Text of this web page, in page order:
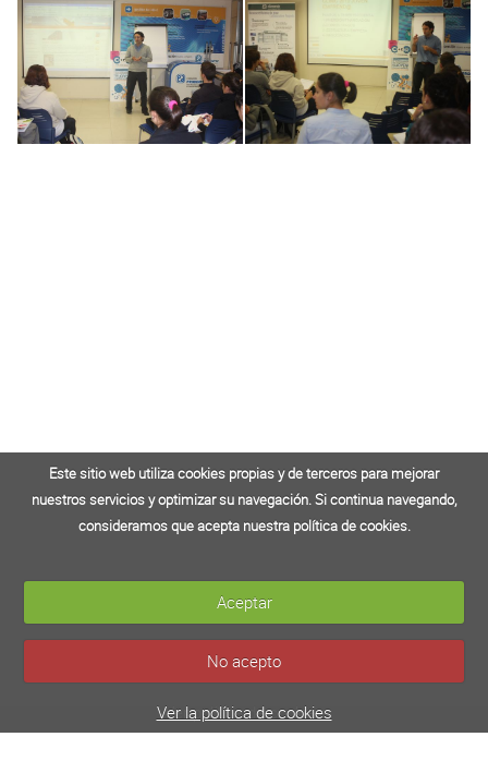
Este sitio web utiliza cookies propias y de terceros para mejorar
nuestros servicios y optimizar su navegación. Si continua navegando,
consideramos que acepta nuestra política de cookies.
Aceptar
No acepto
Ver política de cookies
Este sitio web utiliza cookies propias y de terceros para mejorar
nuestros servicios y optimizar su navegación. Si continua navegando,
consideramos que acepta nuestra política de cookies.
Aceptar
No acepto
Ver la política de cookies